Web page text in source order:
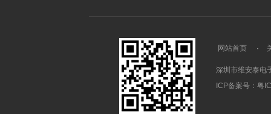
网站首页 ·
深圳市维安泰电
ICP备案号： 粤